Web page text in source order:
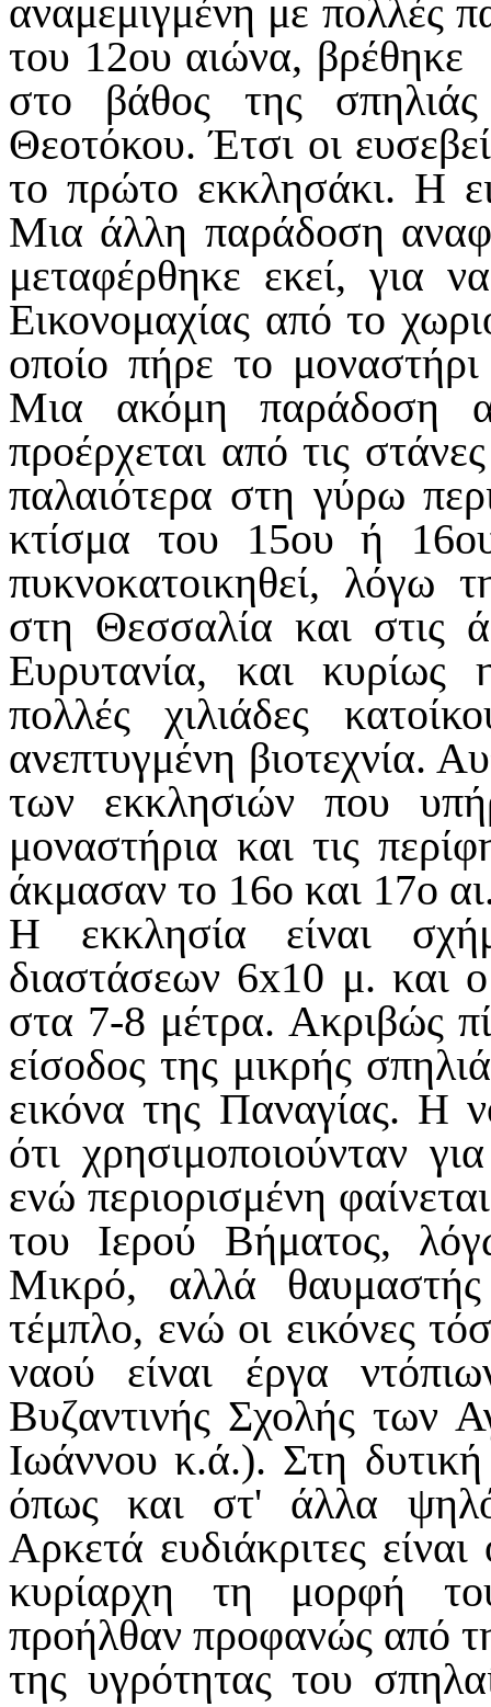
αναμεμιγμένη με πολλές
του 12ου αιώνα, βρέθηκε
στο βάθος της
Θεοτόκου. Έτσι οι
το πρώτο εκκλησάκι. Η
Μια άλλη παράδοση
μεταφέρθηκε εκεί, για
Εικονομαχίας από το
οποίο πήρε το
Μια ακόμη παράδοση
προέρχεται από τις
παλαιότερα στη γύρω
κτίσμα του 15ου ή
πυκνοκατοικηθεί, λόγω
στη Θεσσαλία και στις
Ευρυτανία, και
πολλές χιλιάδες
ανεπτυγμένη βιοτεχνία.
των εκκλησιών που
μοναστήρια και τις
άκμασαν το 16ο και 17ο
Η εκκλησία είναι
διαστάσεων 6x10 μ. και
στα 7-8 μέτρα. Ακριβώς
είσοδος της μικρής
εικόνα της Παναγίας. Η
ότι χρησιμοποιούνταν
ενώ περιορισμένη
του Ιερού Βήματος,
Μικρό, αλλά θαυμαστής
τέμπλο, ενώ οι εικόνες
ναού είναι έργα
Βυζαντινής Σχολής των
Ιωάννου κ.ά.). Στη δυτική
όπως και στ' άλλα
Αρκετά ευδιάκριτες
κυρίαρχη τη μορφή
προήλθαν προφανώς από
της υγρότητας του